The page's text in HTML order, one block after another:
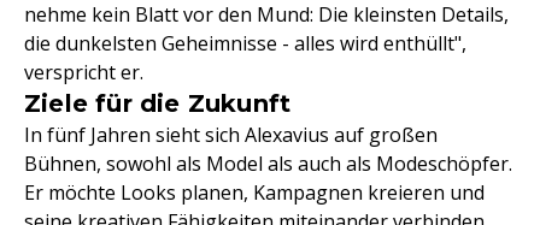
nehme kein Blatt vor den Mund: Die kleinsten Details,
die dunkelsten Geheimnisse - alles wird enthüllt",
verspricht er.
Ziele für die Zukunft
In fünf Jahren sieht sich Alexavius auf großen
Bühnen, sowohl als Model als auch als Modeschöpfer.
Er möchte Looks planen, Kampagnen kreieren und